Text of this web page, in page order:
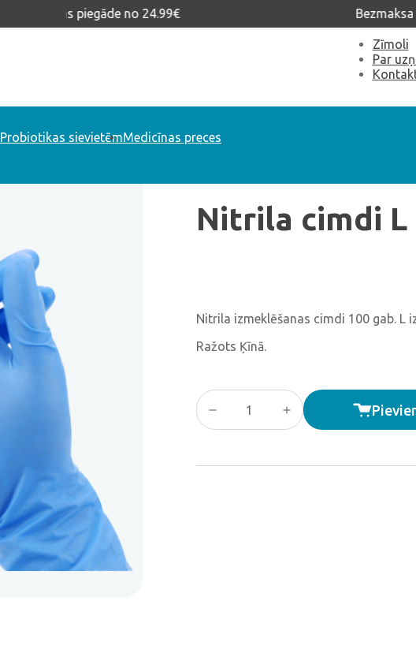
Bezmaksas piegāde no 24.99€
Zīmoli
Par
Probiotikas sievietēmMedicīnas preces
Nitrila
Nitrila cimdi L
Nitrila izmeklēšanas cimdi 100 gab. L
Ražots Ķīnā.
Nitrila cimdi L (100 gab.) quantity